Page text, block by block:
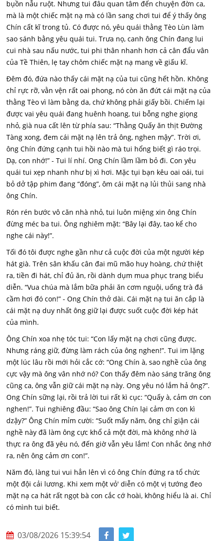
bụồn nẫu ruột. Nhưng tui đâu quan tâm đến chuyện đờn ca,
mà là một chiếc mặt nạ mà có lần sang chơi tui để ý thấy ông
Chín cất kĩ trong tủ. Có được nó, yêu quái thằng Tèo Lùn làm
sao sánh bằng yêu quái tui. Trưa nọ, canh ông Chín đang lui
cui nhà sau nấu nước, tui phi thân nhanh hơn cả cân đẩu vân
của Tề Thiên, lẹ tay chôm chiếc mặt nạ mang về giấu kĩ.
Đêm đó, đứa nào thấy cái mặt nạ của tui cũng hết hồn. Không
chỉ rực rỡ, vằn vện rất oai phong, nó còn ăn đứt cái mặt nạ của
thằng Tèo vì làm bằng da, chứ không phải giấy bồi. Chiếm lại
được vai yêu quái đang huênh hoang, tui bỗng nghe giọng
nhỏ, già nua cất lên từ phía sau: “Thằng Quấy ăn thịt Đường
Tàng xong, đem cái mặt nạ lên trả ông, nghen mậy”. Trời ơi,
ông Chín đứng cạnh tui hồi nào mà tui hổng biết gì ráo trọi.
Dạ, con nhớ!” - Tui lí nhí. Ong Chín lầm lầm bỏ đi. Con yêu
quái tui xẹp nhanh như bị xì hơi. Mặc tụi bạn kêu oai oái, tui
bỏ dở tập phim đang “đóng”, ôm cái mặt nạ lủi thủi sang nhà
ông Chín.
Rón rén bước vô căn nhà nhỏ, tui luôn miệng xin ông Chín
đừng méc ba tui. Ông nghiêm mặt: “Bây lại đây, tao kể cho
nghe cái này!”.
Tối đó tôi được nghe gần như cả cuộc đời của một người kép
hát già. Trên sân khấu cân đai mũ mão huy hoàng, chứ thiệt
ra, tiền đi hát, chỉ đủ ăn, rồi dành dụm mua phục trang biểu
diễn. “Vua chúa mà lắm bữa phải ăn cơm nguội, uống trà đá
cầm hơi đó con!” - Ong Chín thở dài. Cái mặt nạ tui ăn cắp là
cái mặt nạ duy nhất ông giữ lại được suốt cuộc đời kép hát
của mình.
Ông Chín xoa nhẹ tóc tui: “Con lấy mặt nạ chơi cũng được.
Nhưng ráng giữ, đừng làm rách của ông nghen!”. Tui im lặng
một lúc lâu rồi mới hỏi cắc cớ: “Ong Chín à, sao nghề của ông
cực vậy mà ông vân nhớ nó? Con thấy đêm nào sáng trăng ông
cũng ca, ông vẫn giữ cái mặt nạ này. Ong yêu nó lắm hả ông?”.
Ong Chín sững lại, rồi trả lời tui rất kì cục: “Quấy à, cảm ơn con
nghen!”. Tui nghiêng đầu: “Sao ông Chín lại cảm ơn con kì
dzậy?” Ông Chín mỉm cười: “Suốt mấy năm, ông chỉ giận cái
nghề này đã làm ông cực khổ cả một đời, mà không nhớ là
thực ra ông đã yêu nó, đến giờ vẫn yêu lắm! Con nhắc ông nhớ
ra, nên ông cảm ơn con!”.
Năm đó, làng tui vui hẳn lên vì có ông Chín đứng ra tổ chức
một đội cải lương. Khi xem một vỏ' diễn có một vị tướng đeo
mặt nạ ca hát rất ngọt bà con cắc cớ hoài, không hiểu là ai. Chỉ
có mình tui biết.
03/08/2026 15:39:54